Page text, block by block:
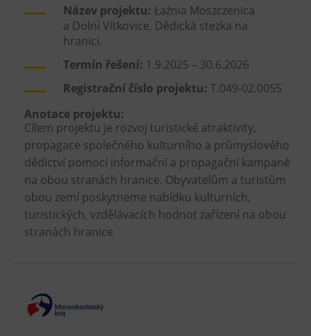
Lezecká stěna
Národní zemědělské muzeum
FUTUREUM
Prohlídky
Dolní Vítkovice
Hornické muzeum
Občerstvení
Bolt Café
Kavárna Velký Svět techniky
Restaurace VP ART
Název projektu: Łaźnia Moszczenica
a Dolní Vítkovice. Dědická stezka na
hranici.
Termín řešení: 1.9.2025 – 30.6.2026
Registrační číslo projektu: T.049-02.0055
Anotace projektu:
Cílem projektu je rozvoj turistické atraktivity,
propagace společného kulturního a průmyslového
dědictví pomocí informační a propagační kampaně
na obou stranách hranice. Obyvatelům a turistům
obou zemí poskytneme nabídku kulturních,
turistických, vzdělávacích hodnot zařízení na obou
stranách hranice